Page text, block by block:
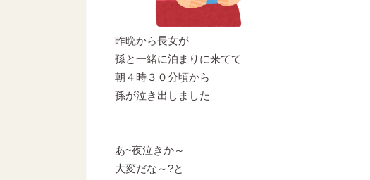
昨晩から長女が
孫と一緒に泊まりに来てて
朝４時３０分頃から
孫が泣き出しました
あ~夜泣きか～
大変だな～?と